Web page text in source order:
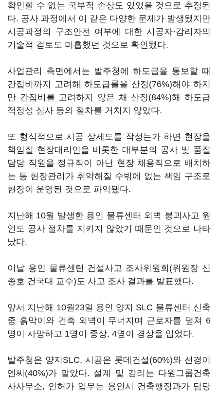
확인할 수 없는 국부적 손상도 있었을 것으로 추정된
다. 공사 과정에서 이 같은 다양한 문제가 발생됐지만
시공과정의 구조안전 여부에 대한 시공자·감리자의
기술적 검토도 미흡했던 것으로 확인됐다.
사업관리 측면에서는 발주청에 하도급을 통보할 때
간접비까지 고려해 하도급률을 산정(76%)해야 하지
만 간접비를 고려하지 않은 채 산정(84%)해 하도급
적정성 심사 등의 절차를 거치지 않았다.
또 형식적으로 시공 상세도를 작성는가 하면 현장을
책임질 현장대리인을 비롯한 대부분의 공사 및 품질
담당 직원을 정규직이 아닌 현장 채용직으로 배치하
는 등 현장관리가 취약해질 수밖에 없는 책임 구조로
현장이 운영된 것으로 파악됐다.
지난해 10월 발생한 용인 물류센터 외벽 붕괴사고 원
인도 공사 절차를 지키지 않았기 때문인 것으로 나타
났다.
이날 용인 물류센턴 건설사고 조사위원회(위원장 신
종호 건국대 교수)도 사고 조사 결과를 발표했다.
앞서 지난해 10월23일 용인 양지 SLC 물류센터 신축
중 흙막이와 건축 외벽이 무너지며 근로자를 덮쳐 6
명이 사망하고 1명이 중상, 4명이 경상을 입었다.
발주청은 양지SLC, 시공은 롯데건설(60%)와 선경이
엔씨(40%)가 맡았다. 설계 및 감리는 다원그룹건축
사사무소, 인허가 업무는 용인시 건축행정과가 담당